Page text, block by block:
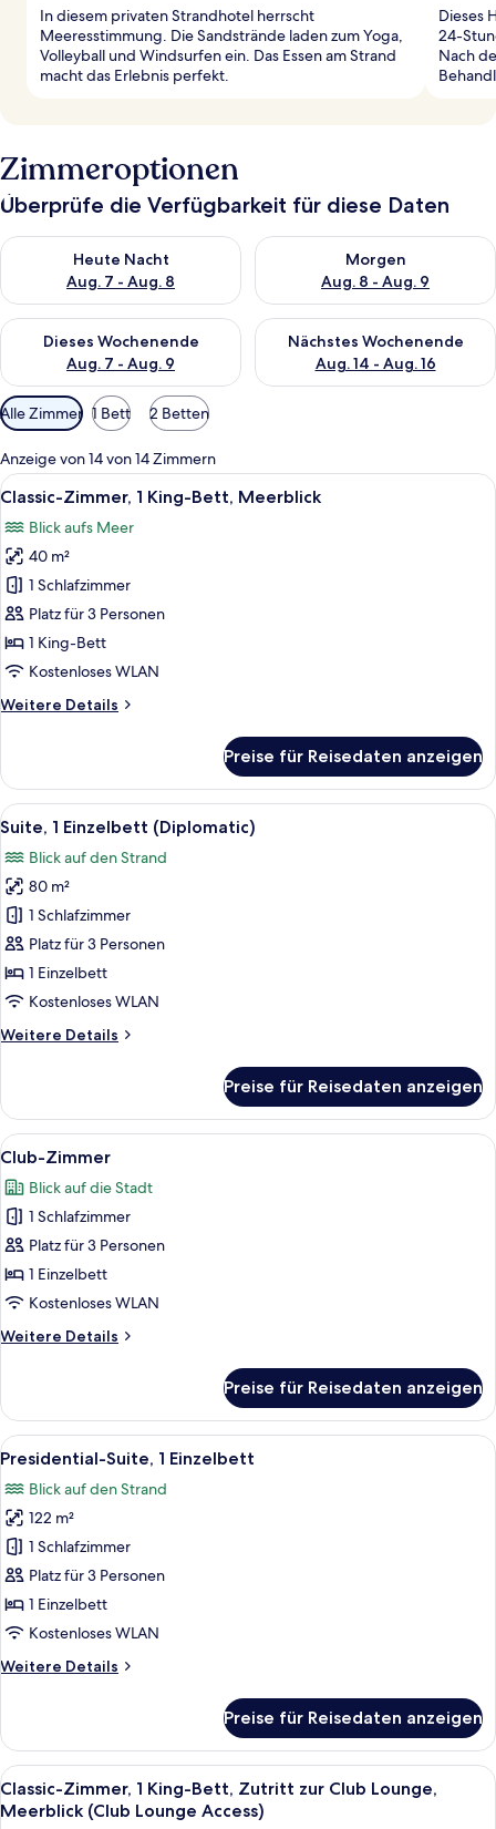
In diesem privaten Strandhotel herrscht
Meeresstimmung. Die Sandstrände laden zum Yoga,
Volleyball und Windsurfen ein. Das Essen am Strand
macht das Erlebnis perfekt.
Dieses
24-
Nach
Zimmeroptionen
Überprüfe die Verfügbarkeit für diese Daten
Heute Nacht
Aug. 7 - Aug. 8
Überprüfe die Verfügbarkeit für heute Nacht, Aug. 7 - Aug. 8.
Morgen
Aug. 8 - Aug. 9
Überprüfe die Verfügbarkeit
Dieses Wochenende
Aug. 7 - Aug. 9
Überprüfe die Verfügbarkeit für dieses Wochenende, Aug. 7
Nächstes Wochenende
Aug. 14 - Aug. 16
Überprüfe die Verfügbarkeit
Verfügbare
Filter
für
Zimmer
Alle Zimmer 1 Bett 2 Betten
Anzeige von 14 von 14 Zimmern
Alle
Fotos
für
Classic-
Zimmer,
1 King-
Bett,
Meerblick
Ein Hotelzimmer mit einem großen
20
Classic-Zimmer, 1 King-Bett, Meerblick
Blick aufs Meer
40 m²
1 Schlafzimmer
Platz für 3 Personen
1 King-Bett
Kostenloses WLAN
Weitere Details
Weitere
Zimmer,
1 King-
Bett,
Preise für Reisedaten anzeigen
Alle
Fotos
für
Suite,
1 Einzelbett
(Diplomatic)
anzeigen
Ein Hotelzimmer mit Sitzecke,
19
Suite, 1 Einzelbett (Diplomatic)
Blick auf den Strand
80 m²
1 Schlafzimmer
Platz für 3 Personen
1 Einzelbett
Kostenloses WLAN
Weitere Details
Weitere
1 Einzelbett
(Diplomatic)
Preise für Reisedaten anzeigen
Alle
Fotos
für
Club-
Zimmer
anzeigen
Ein modernes Badezimmer mit
17
Club-Zimmer
Blick auf die Stadt
1 Schlafzimmer
Platz für 3 Personen
1 Einzelbett
Kostenloses WLAN
Weitere Details
Weitere
Zimmer
Preise für Reisedaten anzeigen
Alle
Fotos
für
Presidential-
Suite,
1 Einzelbett
anzeigen
Ein Hotelzimmer mit Wohnbereich,
16
Presidential-Suite, 1 Einzelbett
Blick auf den Strand
122 m²
1 Schlafzimmer
Platz für 3 Personen
1 Einzelbett
Kostenloses WLAN
Weitere Details
Weitere
Suite,
1 Einzelbett
Preise für Reisedaten anzeigen
Alle
Fotos
Classic-Zimmer, 1 King-Bett, Zutritt
21
Classic-Zimmer, 1 King-Bett, Zutritt zur Club Lounge,
Meerblick (Club Lounge Access)